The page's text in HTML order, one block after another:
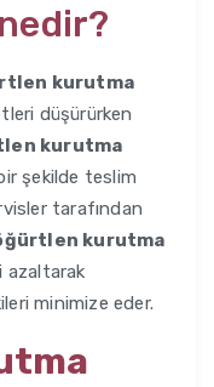
nedir?
kurutma
düşürürken
kurutma
şekilde teslim
tarafından
kurutma
azaltarak
minimize eder.